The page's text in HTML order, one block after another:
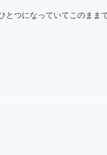
つになっていてこのまま